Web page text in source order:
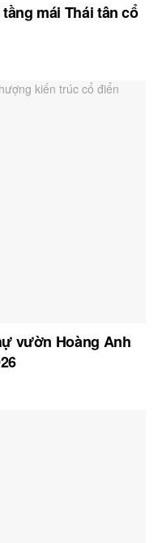
mái Thái tân cổ
vườn Hoàng Anh